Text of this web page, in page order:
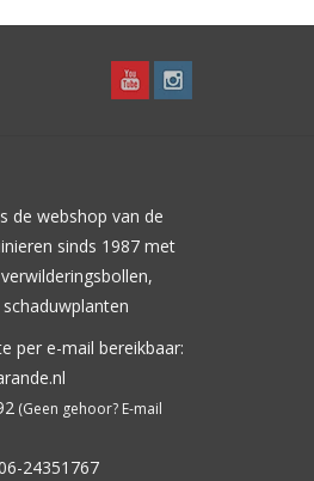
Het scheelt
de webshop van de
sinds 1987 met
per e-mail bereikbaar:
(Geen gehoor? E-mail
24351767